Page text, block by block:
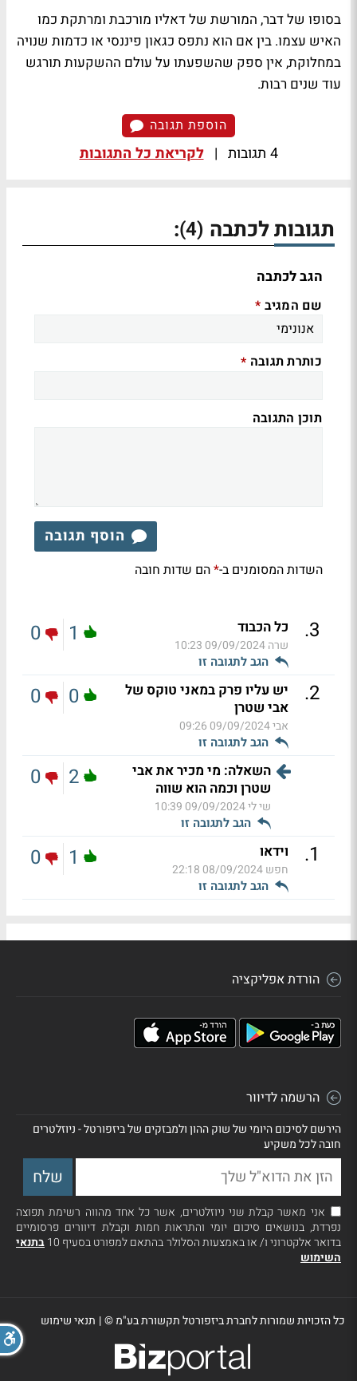
בסופו של דבר, המורשת של דאליו מורכבת ומרתקת כמו
האיש עצמו. בין אם הוא נתפס כגאון פיננסי או כדמות שנויה
במחלוקת, אין ספק שהשפעתו על עולם ההשקעות תורגש
עוד שנים רבות.
הוספת תגובה
4 תגובות | לקריאת כל התגובות
תגובות לכתבה (4)
:
הגב לכתבה
שם המגיב *
כותרת תגובה *
תוכן התגובה
הוסף תגובה
השדות המסומנים ב-*הם שדות חובה
3
. כל הכבוד
שרה09/09/2024 10:23
הגב לתגובה זו
1
0
2
.
יש עליו פרק במאני טוקס של
אבי שטרן
אבי09/09/2024 09:26
הגב לתגובה זו
0
0
השאלה: מי מכיר את אבי
שטרן וכמה הוא שווה
שי לי09/09/2024 10:39
הגב לתגובה זו
2
0
1
. וידאו
חפש08/09/2024 22:18
הגב לתגובה זו
1
0
הורדת אפליקציה
הרשמה לדיוור
הירשם לסיכום היומי של שוק ההון ולמבזקים של ביזפורטל - ניוזלטרים
חובה לכל משקיע
אני מאשר קבלת שני ניוזלטרים, אשר כל אחד מהווה רשימת תפוצה
נפרדת, בנושאים סיכום יומי והתראות חמות וקבלת דיוורים פרסומיים
בדואר אלקטרוני ו/ או באמצעות הסלולר בהתאם למפורט בסעיף 10
בתנאי
השימוש
כל הזכויות שמורות לחברת ביזפורטל תקשורת בע"מ ©| תנאי שימוש